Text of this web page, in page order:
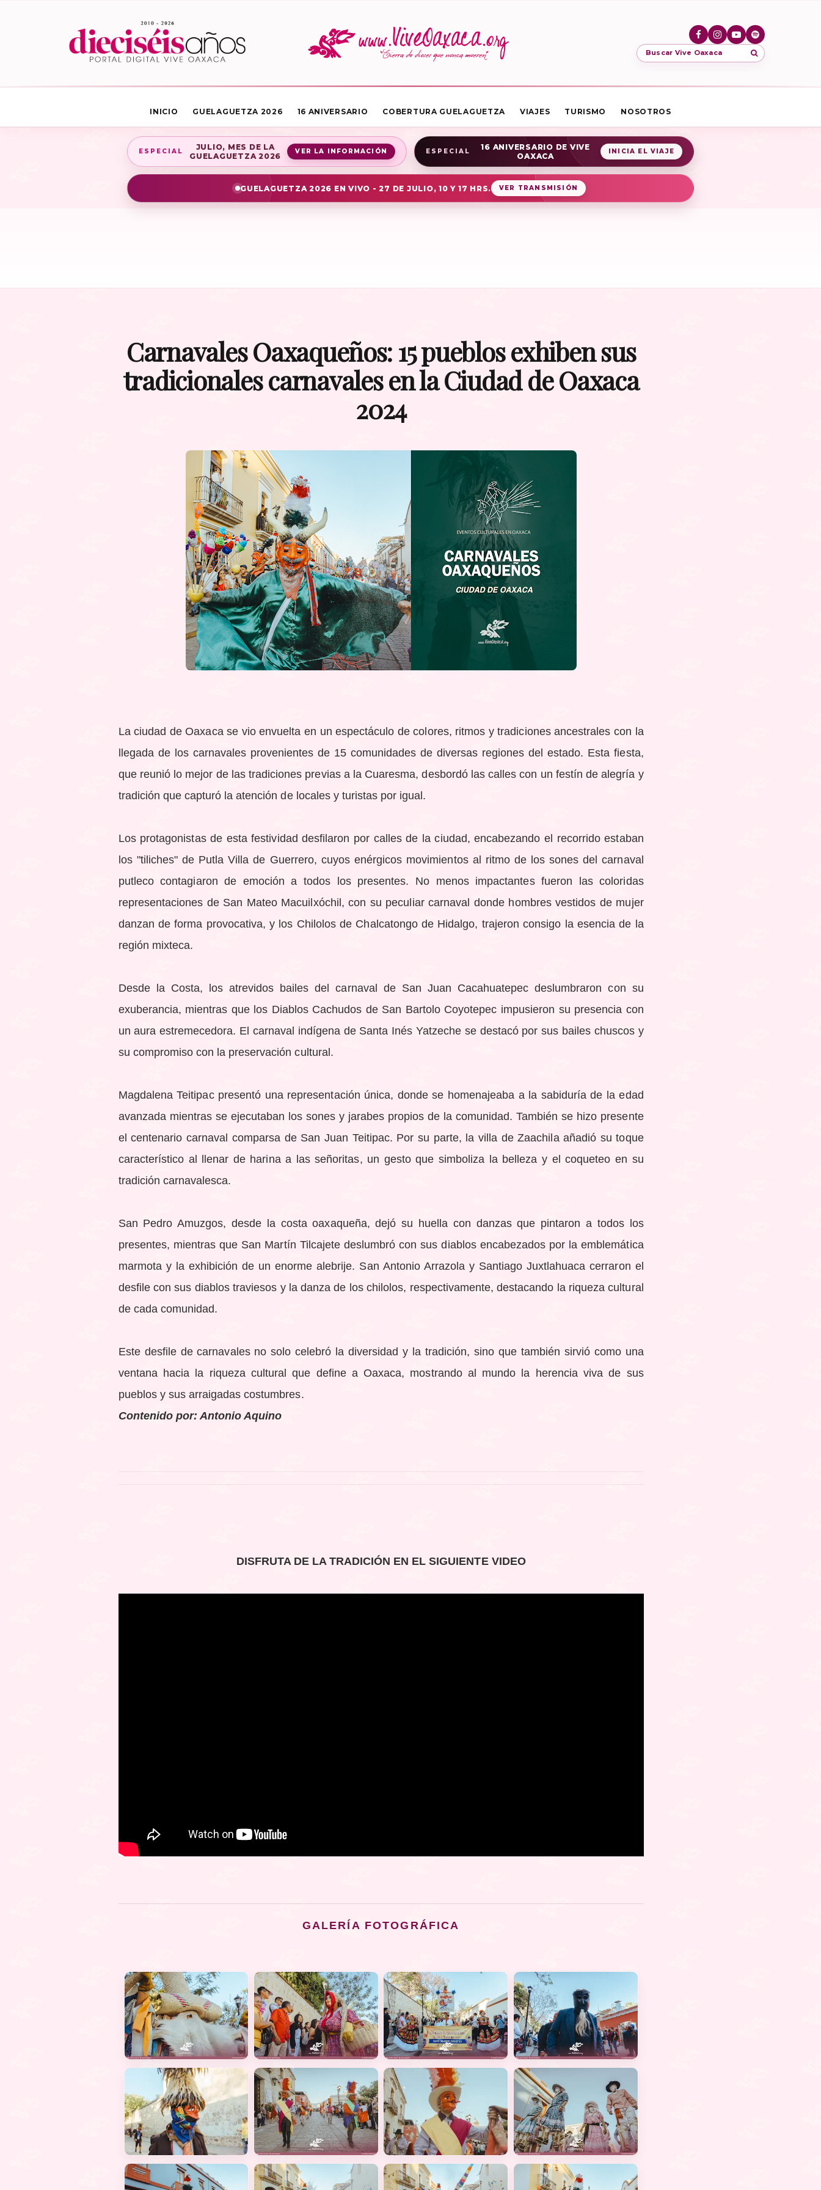
Buscar Vive Oaxaca
INICIO GUELAGUETZA 2026 16 ANIVERSARIO COBERTURA GUELAGUETZA VIAJES TURISMO NOSOTROS
ESPECIAL
JULIO, MES DE LA
GUELAGUETZA 2026
VER LA INFORMACIÓN ESPECIAL
16 ANIVERSARIO DE VIVE
OAXACA
INICIA EL VIAJE
GUELAGUETZA 2026 EN VIVO - 27 DE JULIO, 10 Y 17 HRS. VER TRANSMISIÓN
Carnavales Oaxaqueños: 15 pueblos exhiben sus
tradicionales carnavales en la Ciudad de Oaxaca
2024
La ciudad de Oaxaca se vio envuelta en un espectáculo de colores, ritmos y tradiciones ancestrales con la
llegada de los carnavales provenientes de 15 comunidades de diversas regiones del estado. Esta fiesta,
que reunió lo mejor de las tradiciones previas a la Cuaresma, desbordó las calles con un festín de alegría y
tradición que capturó la atención de locales y turistas por igual.
Los protagonistas de esta festividad desfilaron por calles de la ciudad, encabezando el recorrido estaban
los "tiliches" de Putla Villa de Guerrero, cuyos enérgicos movimientos al ritmo de los sones del carnaval
putleco contagiaron de emoción a todos los presentes. No menos impactantes fueron las coloridas
representaciones de San Mateo Macuilxóchil, con su peculiar carnaval donde hombres vestidos de mujer
danzan de forma provocativa, y los Chilolos de Chalcatongo de Hidalgo, trajeron consigo la esencia de la
región mixteca.
Desde la Costa, los atrevidos bailes del carnaval de San Juan Cacahuatepec deslumbraron con su
exuberancia, mientras que los Diablos Cachudos de San Bartolo Coyotepec impusieron su presencia con
un aura estremecedora. El carnaval indígena de Santa Inés Yatzeche se destacó por sus bailes chuscos y
su compromiso con la preservación cultural.
Magdalena Teitipac presentó una representación única, donde se homenajeaba a la sabiduría de la edad
avanzada mientras se ejecutaban los sones y jarabes propios de la comunidad. También se hizo presente
el centenario carnaval comparsa de San Juan Teitipac. Por su parte, la villa de Zaachila añadió su toque
característico al llenar de harina a las señoritas, un gesto que simboliza la belleza y el coqueteo en su
tradición carnavalesca.
San Pedro Amuzgos, desde la costa oaxaqueña, dejó su huella con danzas que pintaron a todos los
presentes, mientras que San Martín Tilcajete deslumbró con sus diablos encabezados por la emblemática
marmota y la exhibición de un enorme alebrije. San Antonio Arrazola y Santiago Juxtlahuaca cerraron el
desfile con sus diablos traviesos y la danza de los chilolos, respectivamente, destacando la riqueza cultural
de cada comunidad.
Este desfile de carnavales no solo celebró la diversidad y la tradición, sino que también sirvió como una
ventana hacia la riqueza cultural que define a Oaxaca, mostrando al mundo la herencia viva de sus
pueblos y sus arraigadas costumbres.
Contenido por: Antonio Aquino
DISFRUTA DE LA TRADICIÓN EN EL SIGUIENTE VIDEO
GALERÍA FOTOGRÁFICA